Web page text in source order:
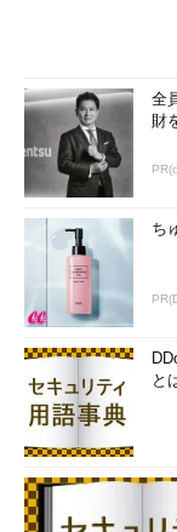
結果を確認すると
たに「シャープペ
今回のように、既
いたい場合には、
るため、パフォー
みてください。
全
財
ち
と